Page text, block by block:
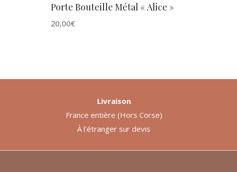
Porte Bouteille Métal « Alice »
20,00€
Livraison
France entière (Hors Corse)
À l'étranger sur devis